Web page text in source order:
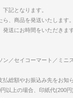
記となります。
、商品を発送いたします。
送にお時間をいただきま
ン／セイコーマート／ミニ
総額やお振込み先をお知
以上の場合、印紙代(200